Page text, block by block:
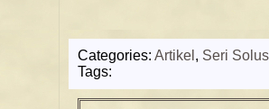
Categories: Artikel , Seri
Tags: